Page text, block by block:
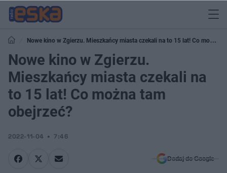
Nowe kino w Zgierzu. Mieszkańcy miasta czekali na to 15 lat! Co można
tam obejrzeć?
Nowe kino w Zgierzu.
Mieszkańcy miasta czekali na
to 15 lat! Co można tam
obejrzeć?
2022-11-04 7:46
Dodaj do Google